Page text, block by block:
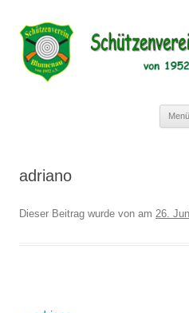
Schützenverein
Menü
adriano
Dieser Beitrag wurde von am 26.